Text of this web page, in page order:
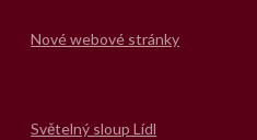
Nové webové stránky
Světelný sloup Lídl